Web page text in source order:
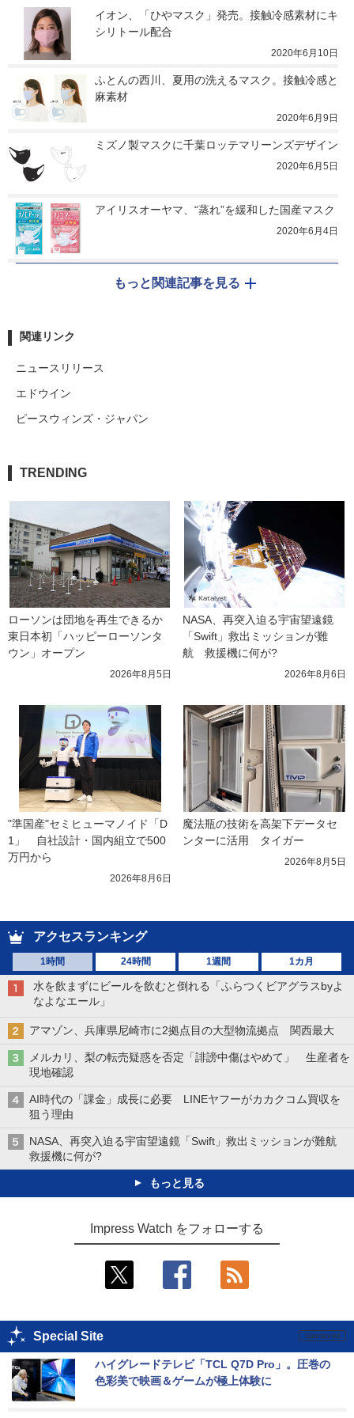
イオン、「ひやマスク」発売。接触冷感素材にキ
シリトール配合
2020年6月10日
ふとんの西川、夏用の洗えるマスク。接触冷感と
麻素材
2020年6月9日
ミズノ製マスクに千葉ロッテマリーンズデザイン
2020年6月5日
アイリスオーヤマ、“蒸れ”を緩和した国産マスク
2020年6月4日
もっと関連記事を見る
関連リンク
ニュースリリース
エドウイン
ピースウィンズ・ジャパン
TRENDING
ローソンは団地を再生できるか
東日本初「ハッピーローソンタ
ウン」オープン
2026年8月5日
NASA、再突入迫る宇宙望遠鏡
「Swift」救出ミッションが難
航　救援機に何が?
2026年8月6日
"準国産"セミヒューマノイド「D
1」　自社設計・国内組立で500
万円から
2026年8月6日
魔法瓶の技術を高架下データセ
ンターに活用　タイガー
2026年8月5日
アクセスランキング
1時間 24時間 1週間 1カ月
水を飲まずにビールを飲むと倒れる「ふらつくビアグラスbyよ
なよなエール」
アマゾン、兵庫県尼崎市に2拠点目の大型物流拠点 関西最大
メルカリ、梨の転売疑惑を否定「誹謗中傷はやめて」 生産者を
現地確認
AI時代の「課金」成長に必要 LINEヤフーがカカクコム買収を
狙う理由
NASA、再突入迫る宇宙望遠鏡「Swift」救出ミッションが難航
救援機に何が?
もっと見る
Impress Watch をフォローする
Special Site
ハイグレードテレビ「TCL Q7D Pro」。圧巻の
色彩美で映画＆ゲームが極上体験に